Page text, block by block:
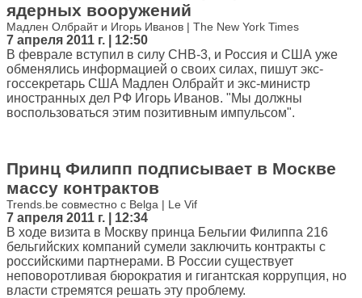
ядерных вооружений
Мадлен Олбрайт и Игорь Иванов | The New York Times
7 апреля 2011 г. | 12:50
В феврале вступил в силу СНВ-3, и Россия и США уже
обменялись информацией о своих силах, пишут экс-
госсекретарь США Мадлен Олбрайт и экс-министр
иностранных дел РФ Игорь Иванов. "Мы должны
воспользоваться этим позитивным импульсом".
Принц Филипп подписывает в Москве
массу контрактов
Trends.be совместно с Belga | Le Vif
7 апреля 2011 г. | 12:34
В ходе визита в Москву принца Бельгии Филиппа 216
бельгийских компаний сумели заключить контракты с
российскими партнерами. В России существует
неповоротливая бюрократия и гигантская коррупция, но
власти стремятся решать эту проблему.